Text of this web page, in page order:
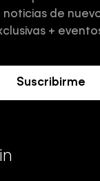
noticias de
+
Suscribirme